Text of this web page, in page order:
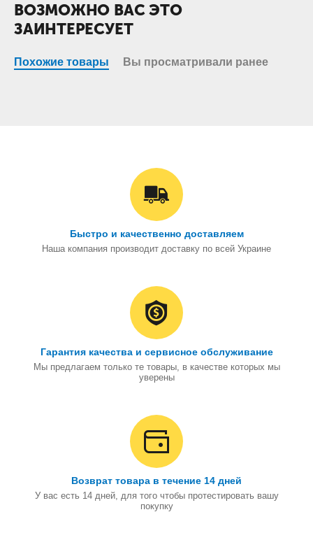
ВОЗМОЖНО ВАС ЭТО
ЗАИНТЕРЕСУЕТ
Похожие товары Вы просматривали ранее
Быстро и качественно доставляем
Наша компания производит доставку по всей Украине
Гарантия качества и сервисное обслуживание
Мы предлагаем только те товары, в качестве которых мы
уверены
Возврат товара в течение 14 дней
У вас есть 14 дней, для того чтобы протестировать вашу
покупку